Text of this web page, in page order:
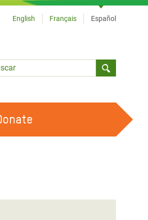
Language
English Français Español